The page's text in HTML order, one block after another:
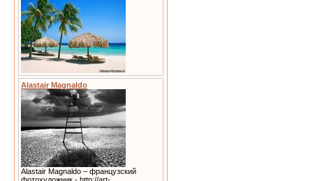
Alastair Magnaldo
Alastair Magnaldo – французский